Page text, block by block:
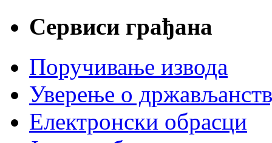
Сервиси грађана
Поручивање извода
Уверење о
Електронски обрасци